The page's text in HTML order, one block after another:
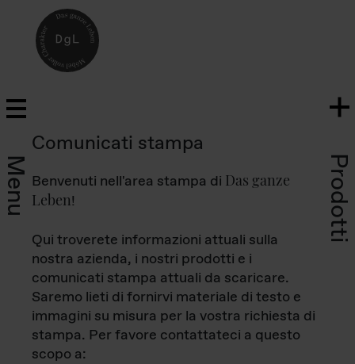
Menu Prodotti
Comunicati stampa
Benvenuti nell'area stampa di Das ganze
Leben!
Qui troverete informazioni attuali sulla
nostra azienda, i nostri prodotti e i
comunicati stampa attuali da scaricare.
Saremo lieti di fornirvi materiale di testo e
immagini su misura per la vostra richiesta di
stampa. Per favore contattateci a questo
scopo a: